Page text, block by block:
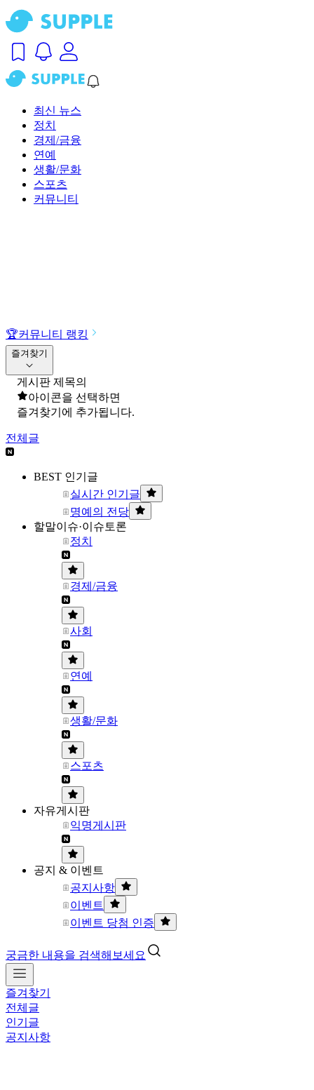
최신 뉴스
정치
경제/금융
연예
생활/문화
스포츠
커뮤니티
🏆커뮤니티 랭킹
즐겨찾기
게시판 제목의
아이콘을 선택하면
즐겨찾기에 추가됩니다.
전체글
BEST 인기글
실시간 인기글
명예의 전당
할말이슈·이슈토론
정치
경제/금융
사회
연예
생활/문화
스포츠
자유게시판
익명게시판
공지 & 이벤트
공지사항
이벤트
이벤트 당첨 인증
궁금한 내용을 검색해보세요
즐겨찾기
전체글
인기글
공지사항